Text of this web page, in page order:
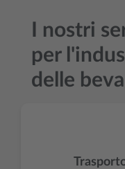
I nostri
per
delle